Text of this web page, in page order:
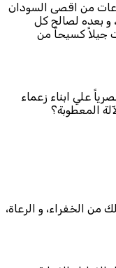
من اقصى السودان
و بعده لصالح كل
دولة 56 التي انجبت جيلاً كسيحاً من
علي ابناء زعماء
المعطوبة؟
من الخفراء، و الرعاة،